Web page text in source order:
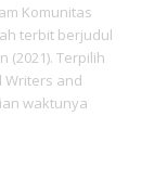
Komunitas
terbit berjudul
(2021). Terpilih
Writers and
waktunya